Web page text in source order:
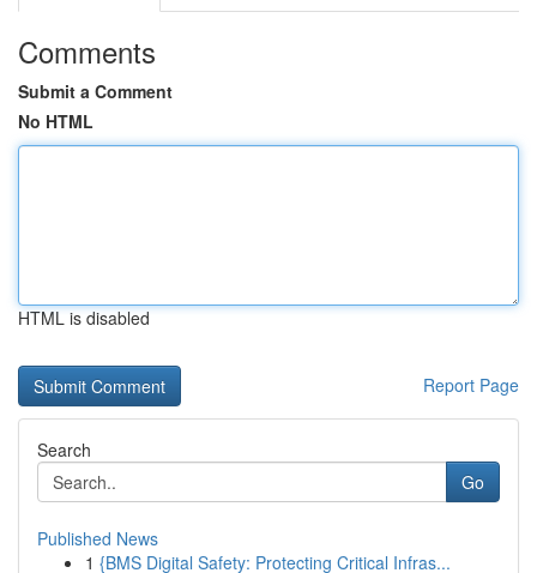
Comments
Submit a Comment
No HTML
HTML is disabled
Report Page
Search
Go
Published News
1 {BMS Digital Safety: Protecting Critical Infras...